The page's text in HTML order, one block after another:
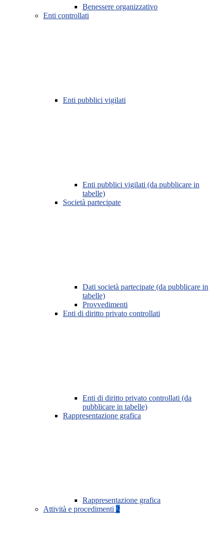
Benessere organizzativo
Enti controllati
Enti pubblici vigilati
Enti pubblici vigilati (da pubblicare in
tabelle)
Società partecipate
Dati società partecipate (da pubblicare in
tabelle)
Provvedimenti
Enti di diritto privato controllati
Enti di diritto privato controllati (da
pubblicare in tabelle)
Rappresentazione grafica
Rappresentazione grafica
Attività e procedimenti 2